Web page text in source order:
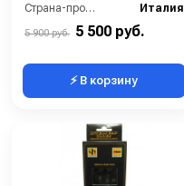
Страна-производитель:
Италия
5 900 руб. 5 500 руб.
⚡ В корзину